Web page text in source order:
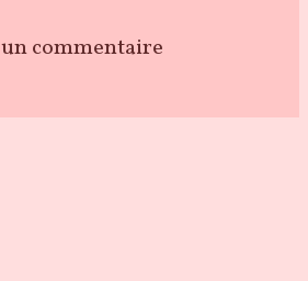
commentaire